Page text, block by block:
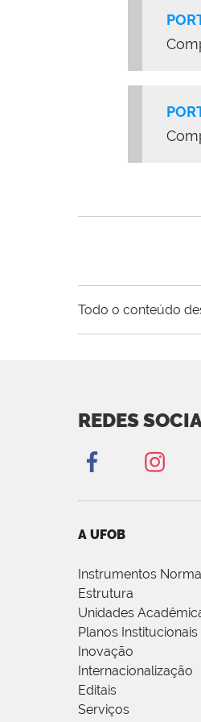
Todo o conteúdo
REDES
A UFOB
Instrumentos
Estrutura
Unidades
Planos Institucionais
Inovação
Internacionalização
Editais
Serviços